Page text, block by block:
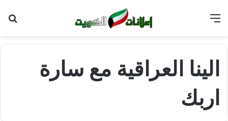
الينا العراقية مع سارة
اربك